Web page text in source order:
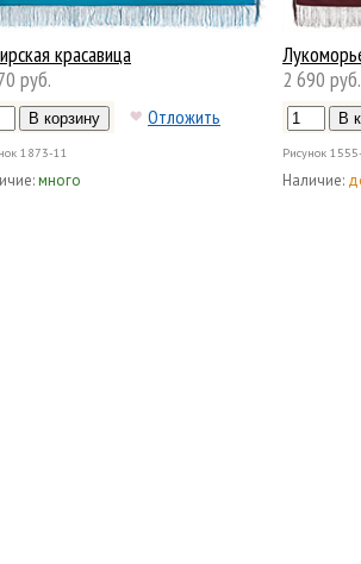
красавица
руб.
Отложить
1873-11
много
2 690 руб.
Рисунок
Наличие: